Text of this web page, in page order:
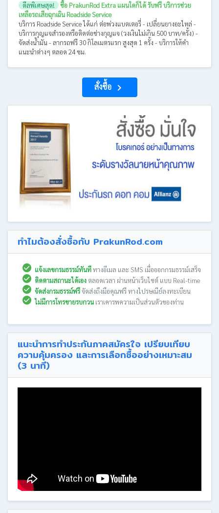
ดีลพิเศษสุด!
ซื้อ PrakunRod Extra แผนใดก็ได้ รับฟรี บริการช่วย
เหลือรถเสียฉุกเฉิน Roadside Service
บริการ Roadside Service ได้แก่ ต่อพ่วงแบตเตอรี่ - เปลี่ยนยางอะไหล่ -
บริการกุญแจสำรองหรือติดต่อช่างกุญแจ (วงเงินไม่เกิน 500 บาท/ครั้ง) -
จัดส่งน้ำมัน - ลากรถฟรี 30 กิโลเมตรแรก สูงสุด 1 ครั้ง - บริการให้คำ
แนะนำต่างๆ ตลอด 24 ชม.
สั่งซื้อ navigate_next
ทำไมต้องสั่งซื้อกับ PrakunRod.com
แจ้งเลขกรมธรรม์ทันทีทางอีเมล และ SMS เมื่อออกกรมธรรม์เสร็จ
ติดตามสถานะได้เอง ตลอดเวลา ผ่านหน้าเว็บไซต์ แบบ Real-time
จัดส่งกรมธรรม์ฟรีจัดส่งถึงมือคุณฟรี ทางไปรษณีย์ลงทะเบียน
ไม่มีการโทรขายรบกวน เราเคารพความเป็นส่วนตัวของท่าน
แนะนำการทำประกันภาคสมัครใจ เปรียบเทียบ
ความคุ้มครอง และการเลือกซื้ออย่างเหมาะสม
(3 นาที)